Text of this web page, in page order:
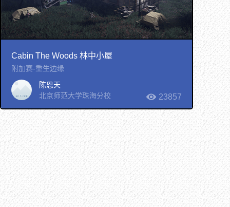
Cabin The Woods 林中小屋
附加赛-重生边缘
陈恩天
北京师范大学珠海分校
23857